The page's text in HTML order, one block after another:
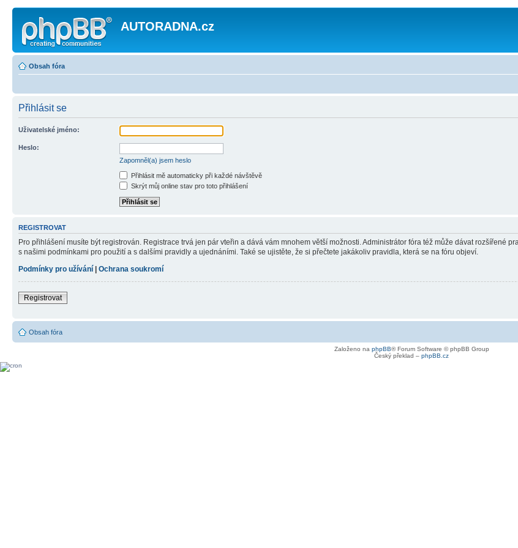
AUTORADNA.cz
Obsah fóra
Přihlásit se
Uživatelské jméno:
Heslo:
Zapomněl(a) jsem heslo
Přihlásit mě automaticky při každé návštěvě
Skrýt můj online stav pro toto přihlášení
REGISTROVAT
Pro přihlášení musíte být registrován. Registrace trvá jen pár vteřin a dává vám mnohem větší možnosti. Administrátor fóra též může dávat rozšířené
s našimi podmínkami pro použití a s dalšími pravidly a ujednáními. Také se ujistěte, že si přečtete jakákoliv pravidla, která se na fóru objeví.
Podmínky pro užívání | Ochrana soukromí
Registrovat
Obsah fóra
Založeno na phpBB® Forum Software © phpBB Group
Český překlad – phpBB.cz